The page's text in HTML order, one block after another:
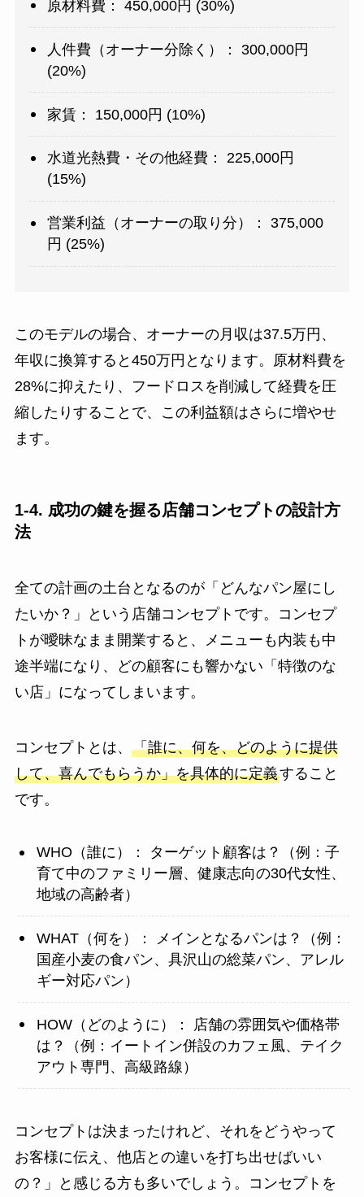
原材料費： 450,000円 (30%)
人件費（オーナー分除く）： 300,000円
(20%)
家賃： 150,000円 (10%)
水道光熱費・その他経費： 225,000円
(15%)
営業利益（オーナーの取り分）： 375,000
円 (25%)
このモデルの場合、オーナーの月収は37.5万円、
年収に換算すると450万円となります。原材料費を
28%に抑えたり、フードロスを削減して経費を圧
縮したりすることで、この利益額はさらに増やせ
ます。
1-4. 成功の鍵を握る店舗コンセプトの設計方
法
全ての計画の土台となるのが「どんなパン屋にし
たいか？」という店舗コンセプトです。コンセプ
トが曖昧なまま開業すると、メニューも内装も中
途半端になり、どの顧客にも響かない「特徴のな
い店」になってしまいます。
コンセプトとは、 「誰に、何を、どのように提供
して、喜んでもらうか」を具体的に定義すること
です。
WHO（誰に）： ターゲット顧客は？（例：子
育て中のファミリー層、健康志向の30代女性、
地域の高齢者）
WHAT（何を）： メインとなるパンは？（例：
国産小麦の食パン、具沢山の総菜パン、アレル
ギー対応パン）
HOW（どのように）： 店舗の雰囲気や価格帯
は？（例：イートイン併設のカフェ風、テイク
アウト専門、高級路線）
コンセプトは決まったけれど、それをどうやって
お客様に伝え、他店との違いを打ち出せばいい
の？」と感じる方も多いでしょう。コンセプトを